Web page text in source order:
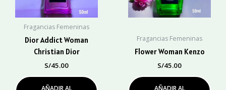
Fragancias Femeninas
Dior Addict Woman
Christian Dior
S/45.00
Fragancias Femeninas
Flower Woman Kenzo
S/45.00